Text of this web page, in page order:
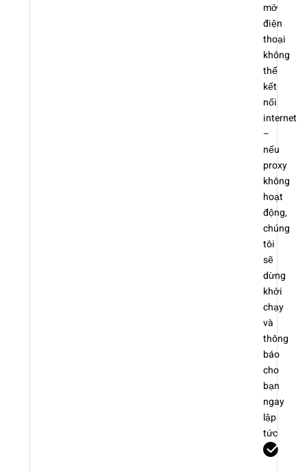
mở
điện
thoại
không
thể
kết
nối
internet
–
nếu
proxy
không
hoạt
động,
chúng
tôi
sẽ
dừng
khởi
chạy
và
thông
báo
cho
bạn
ngay
lập
tức